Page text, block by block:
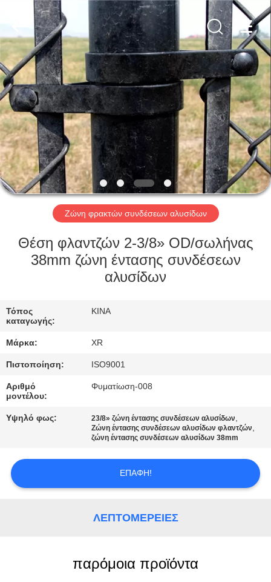
ΣΠΊΤΙ
ΠΡΟΪΌΝΤΑ
ΠΕΡΊΠΟΥ
ΕΜΕΊΣ
ΓΎΡΟΣ
ΕΡΓΟΣΤΑΣΊΩΝ
ΠΟΙΟΤΙΚΌΣ
ΜΑΣ
ΕΛΆΤΕ
ΕΠΑΦΉ
ΜΕ
ΑΠΌΣΠΑΣΜΑ
CO.,LTD.
Rights
Reserved.
Ζώνη φρακτών συνδέσεων αλυσίδων
Θέση φλαντζών 2-3/8» OD/σωλήνας
38mm ζώνη έντασης συνδέσεων
αλυσίδων
Τόπος
καταγωγής:
ΚΙΝΑ
Μάρκα: XR
Πιστοποίηση: ISO9001
Αριθμό
μοντέλου:
Φυματίωση-008
Υψηλό φως: 23/8» ζώνη έντασης συνδέσεων αλυσίδων,
Ζώνη έντασης συνδέσεων αλυσίδων φλαντζών,
ζώνη έντασης συνδέσεων αλυσίδων 38mm
ΕΠΑΦΉ!
ΛΕΠΤΟΜΈΡΕΙΕΣ
παρόμοια προϊόντα